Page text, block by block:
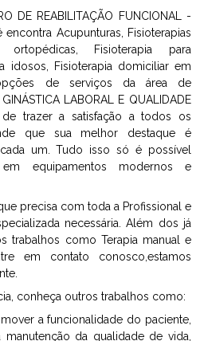
DE REABILITAÇÃO FUNCIONAL -
encontra Acupunturas, Fisioterapias
ortopédicas, Fisioterapia para
idosos, Fisioterapia domiciliar em
de serviços da área de
GINÁSTICA LABORAL E QUALIDADE
trazer a satisfação a todos os
que sua melhor destaque é
um. Tudo isso só é possível
equipamentos modernos e
precisa com toda a Profissional e
necessária. Além dos já
trabalhos como Terapia manual e
em contato conosco,estamos
conheça outros trabalhos como:
a funcionalidade do paciente,
manutenção da qualidade de vida,